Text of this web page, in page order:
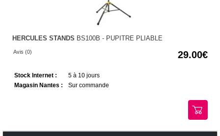
HERCULES STANDS BS100B - PUPITRE PLIABLE
Avis (0) 29.00
Stock Internet :
5 à 10 jours
Magasin Nantes :
Sur commande